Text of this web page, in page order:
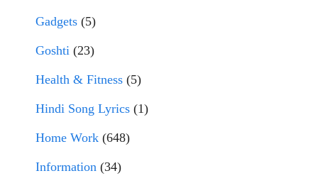
Gadgets (5)
Goshti (23)
Health & Fitness (5)
Hindi Song Lyrics (1)
Home Work (648)
Information (34)